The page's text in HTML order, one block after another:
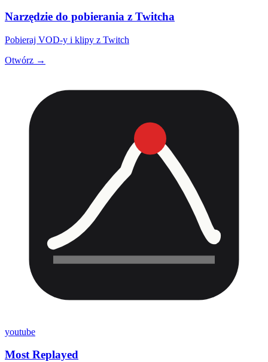
Narzędzie do pobierania z Twitcha
Pobieraj VOD-y i klipy z Twitch
Otwórz →
youtube
Most Replayed